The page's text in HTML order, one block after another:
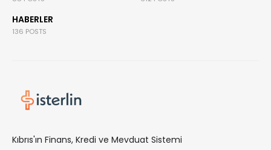
HABERLER
136 POSTS
Kıbrıs'ın Finans, Kredi ve Mevduat Sistemi